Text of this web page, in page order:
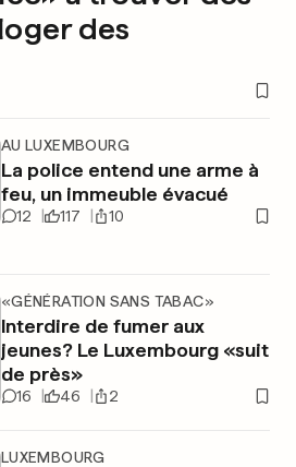
des
AU LUXEMBOURG
La police entend une arme à
feu, un immeuble évacué
12 117 10
«GÉNÉRATION SANS TABAC»
Interdire de fumer aux
jeunes? Le Luxembourg «suit
de près»
16 46 2
LUXEMBOURG